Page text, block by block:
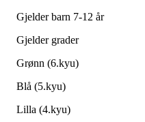
Gjelder barn 7-12 år
Gjelder grader
Grønn (6.kyu)
Blå (5.kyu)
Lilla (4.kyu)